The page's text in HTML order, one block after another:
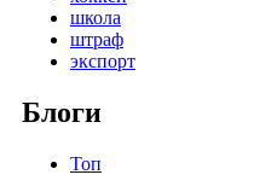
школа
штраф
экспорт
Блоги
Топ